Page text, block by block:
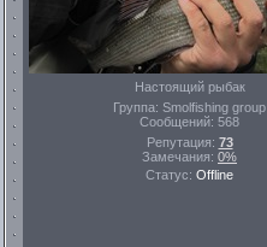
Настоящий рыбак
Группа: Smolfishing group
Сообщений: 568
Репутация: 73
Замечания: 0%
Статус: Offline